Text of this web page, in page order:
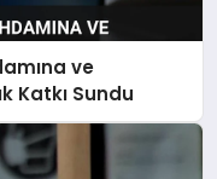
ve
Katkı Sundu